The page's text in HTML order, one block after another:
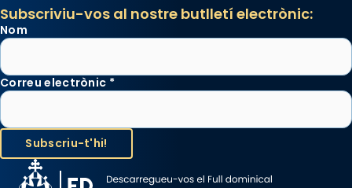
Subscriviu-vos al nostre butlletí electrònic:
Nom
Correu electrònic *